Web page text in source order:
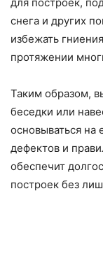
снега и других
избежать
протяжении
Таким образом,
беседки или
основываться на
дефектов и
обеспечит
построек без